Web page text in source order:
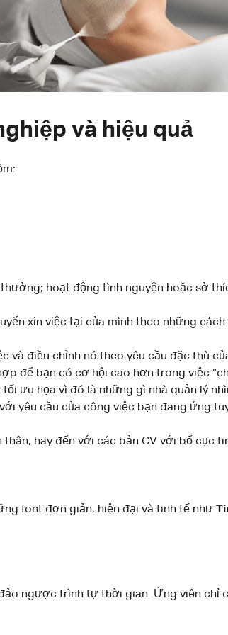
và hiệu quả
hoạt động tình nguyện hoặc sở
xin việc tại của mình theo những
và điều chỉnh nó theo yêu cầu đặc thù
để bạn có cơ hội cao hơn trong việc
ưu họa vì đó là những gì nhà quản lý
yêu cầu của công việc bạn đang ứng
hãy đến với các bản CV với bố cục
font đơn giản, hiện đại và tinh tế như
ngược trình tự thời gian. Ứng viên chỉ